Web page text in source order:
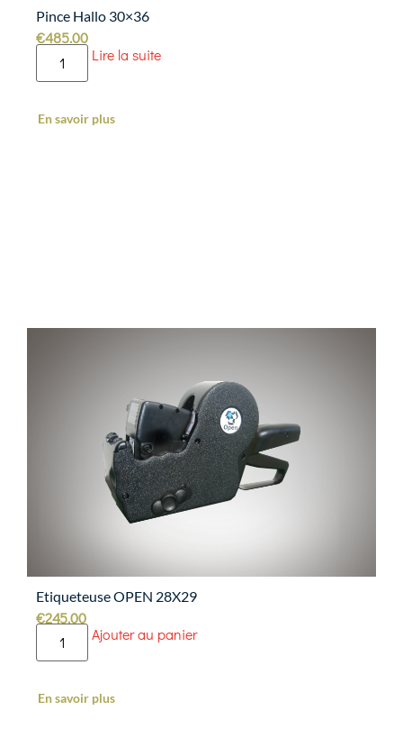
Pince Hallo 30×36
€485.00
Lire la suite
En savoir plus
Etiqueteuse OPEN 28X29
€245.00
Ajouter au panier
En savoir plus